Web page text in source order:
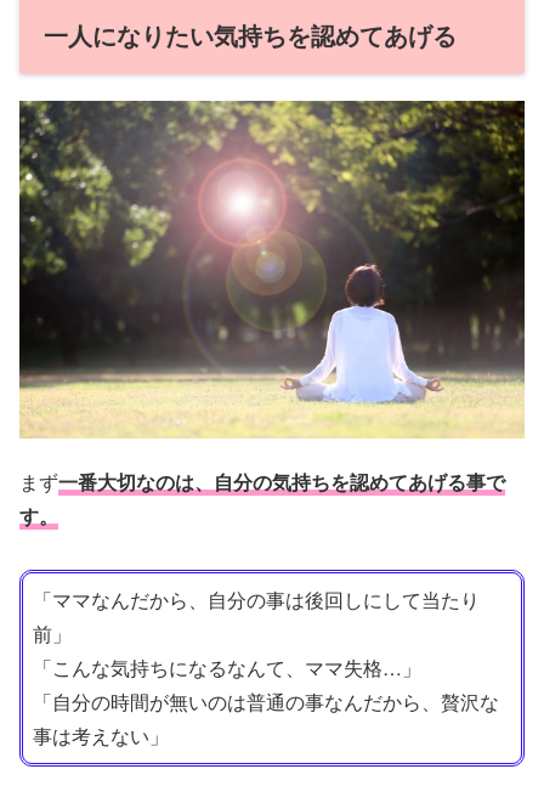
一人になりたい気持ちを認めてあげる
まず一番大切なのは、自分の気持ちを認めてあげる事で
す。
「ママなんだから、自分の事は後回しにして当たり
前」
「こんな気持ちになるなんて、ママ失格…」
「自分の時間が無いのは普通の事なんだから、贅沢な
事は考えない」